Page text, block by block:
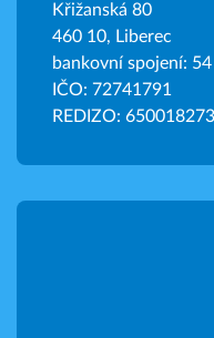
Křižanská 80
460 10, Liberec
bankovní spojení:
IČO: 72741791
REDIZO: 650018273